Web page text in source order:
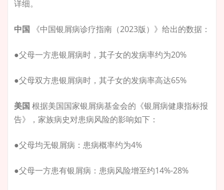
详细。
中国 《中国银屑病诊疗指南（2023版）》给出的数据：
●父母一方患银屑病时，其子女的发病率约为20%
●父母双方患银屑病时，其子女的发病率高达65%
美国 根据美国国家银屑病基金会的《银屑病健康指标报
告》，家族病史对患病风险的影响如下：
●父母均无银屑病：患病概率约为4%
●父母一方患有银屑病：患病风险增至约14%-28%